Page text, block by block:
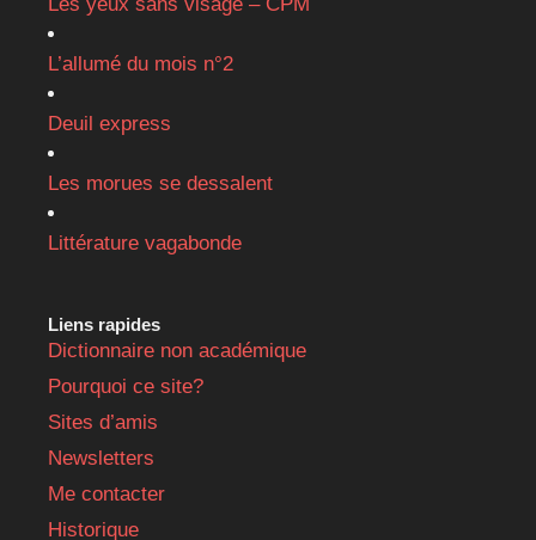
L’allumé du mois n°2
Deuil express
Les morues se dessalent
Littérature vagabonde
Liens rapides
Dictionnaire non académique
Pourquoi ce site?
Sites d’amis
Newsletters
Me contacter
Historique